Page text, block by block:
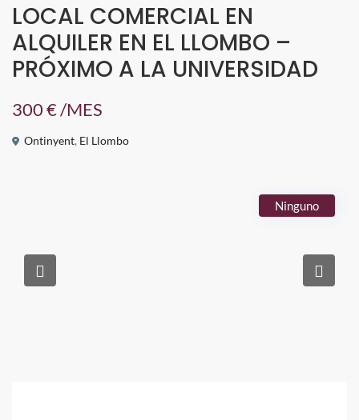
LOCAL COMERCIAL EN
ALQUILER EN EL LLOMBO –
PRÓXIMO A LA UNIVERSIDAD
300 €/MES
Ontinyent, El Llombo
Ninguno